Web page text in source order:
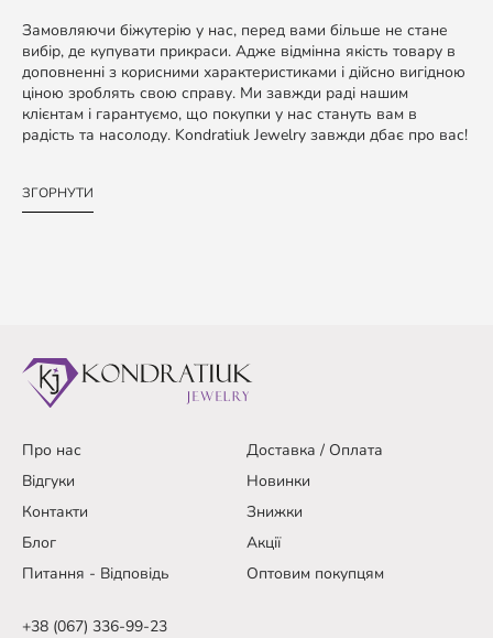
Замовляючи біжутерію у нас, перед вами більше не стане
вибір, де купувати прикраси. Адже відмінна якість товару в
доповненні з корисними характеристиками і дійсно вигідною
ціною зроблять свою справу. Ми завжди раді нашим
клієнтам і гарантуємо, що покупки у нас стануть вам в
радість та насолоду. Kondratiuk Jewelry завжди дбає про вас!
ЗГОРНУТИ
Про нас
Доставка / Оплата
Відгуки
Новинки
Контакти
Знижки
Блог
Акції
Питання - Відповідь
Оптовим покупцям
+38 (067) 336-99-23